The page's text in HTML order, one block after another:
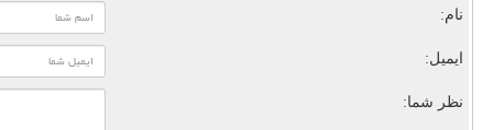
نام:
ایمیل:
نظر شما: